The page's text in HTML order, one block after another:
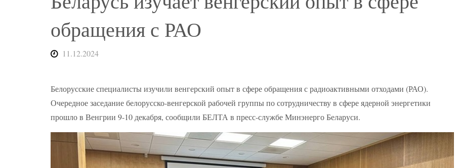
обращения с РАО
11.12.2024
Белорусские специалисты изучили венгерский опыт в сфере обращения с радиоактивными отходами (РАО).
Очередное заседание белорусско-венгерской рабочей группы по сотрудничеству в сфере ядерной энергетики
прошло в Венгрии 9-10 декабря, сообщили БЕЛТА в пресс-службе Минэнерго Беларуси.